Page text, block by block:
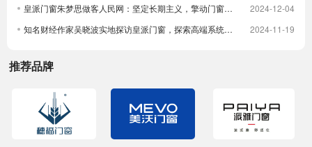
皇派门窗朱梦思做客人民网：坚定长期主义，擎动门窗高质量发展
2024-12-04
知名财经作家吴晓波实地探访皇派门窗，探索高端系统门窗智造实力，深入体验高端隔音门窗
2024-11-19
推荐品牌